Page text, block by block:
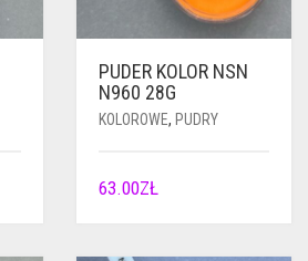
PUDER KOLOR NSN
N960 28G
KOLOROWE, PUDRY
63.00ZŁ